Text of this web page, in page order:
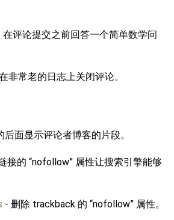
在评论提交之前回答一个简单数学问
非常老的日志上关闭评论。
后面显示评论者博客的片段。
接的 “nofollow” 属性让搜索引擎能够
- 删除 trackback 的 “nofollow” 属性。